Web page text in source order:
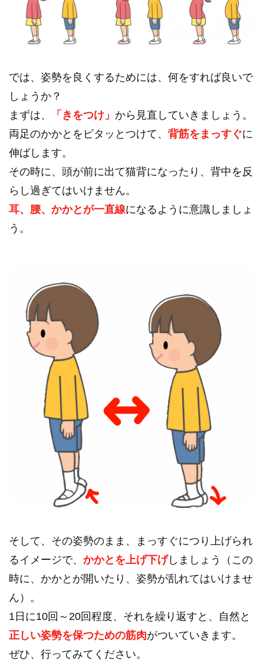
では、姿勢を良くするためには、何をすれば良いで
しょうか？
まずは、
「きをつけ」 から見直していきましょう。
両足のかかとをピタッとつけて、 背筋をまっすぐに
伸ばします。
その時に、頭が前に出て猫背になったり、背中を反
らし過ぎてはいけません。
耳、腰、かかとが一直線になるように意識しましょ
う。
そして、その姿勢のまま、まっすぐにつり上げられ
るイメージで、 かかとを上げ下げしましょう（この
時に、かかとが開いたり、姿勢が乱れてはいけませ
ん）。
1日に10回～20回程度、それを繰り返すと、自然と
正しい姿勢を保つための筋肉がついていきます。
ぜひ、行ってみてください。